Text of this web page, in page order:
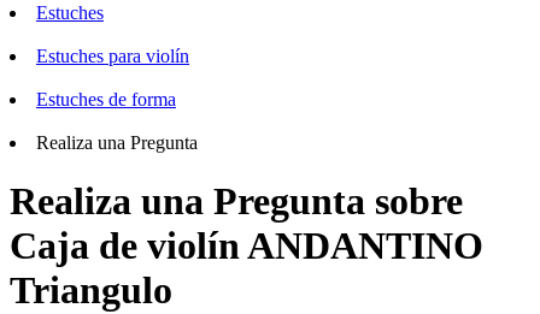
Estuches
Estuches para violín
Estuches de forma
Realiza una Pregunta
Realiza una Pregunta sobre
Caja de violín ANDANTINO
Triangulo